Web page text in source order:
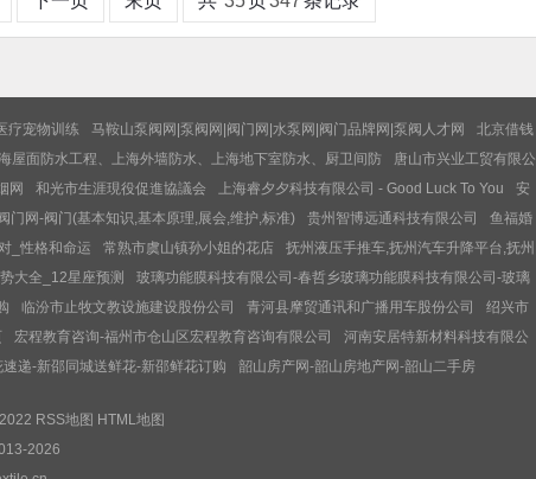
疗宠物训练 马鞍山泵阀网|泵阀网|阀门网|水泵网|阀门品牌网|泵阀人才网
北京借钱
屋面防水工程、上海外墙防水、上海地下室防水、厨卫间防
唐山市兴业工贸有限公
网 和光市生涯現役促進協議会 上海睿夕夕科技有限公司 - Good Luck To You
安
门网-阀门(基本知识,基本原理,展会,维护,标准) 贵州智博远通科技有限公司
鱼福婚
_性格和命运 常熟市虞山镇孙小姐的花店
抚州液压手推车,抚州汽车升降平台,抚州
大全_12星座预测
玻璃功能膜科技有限公司-春哲乡玻璃功能膜科技有限公司-玻璃
临汾市止牧文教设施建设股份公司 青河县摩贸通讯和广播用车股份公司
绍兴市
宏程教育咨询-福州市仓山区宏程教育咨询有限公司
河南安居特新材料科技有限公
速递-新邵同城送鲜花-新邵鲜花订购 韶山房产网-韶山房地产网-韶山二手房
RSS地图 HTML地图
2026